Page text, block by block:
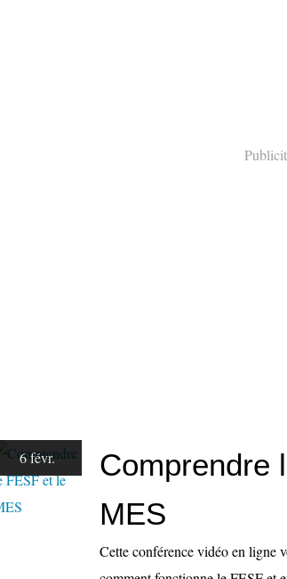
6 févr.
Comprendre
MES
Cette conférence vidéo en ligne